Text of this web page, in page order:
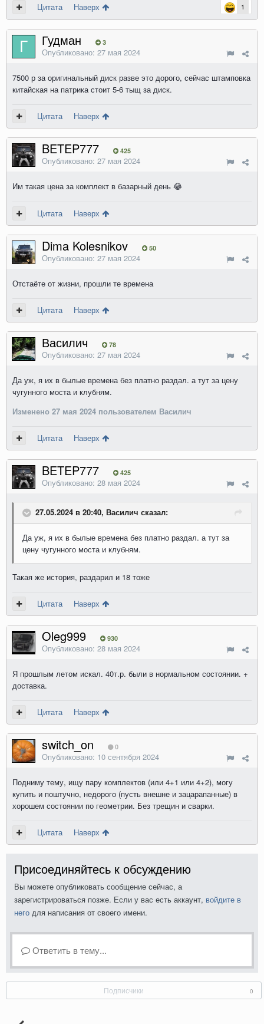
1
Цитата Наверх
Гудман 3
Опубликовано: 27 мая 2024
7500 р за оригинальный диск разве это дорого, сейчас штамповка
китайская на патрика стоит 5-6 тыщ за диск.
Цитата Наверх
BETEP777 425
Опубликовано: 27 мая 2024
Им такая цена за комплект в базарный день 😂
Цитата Наверх
Dima Kolesnikov 50
Опубликовано: 27 мая 2024
Отстаёте от жизни, прошли те времена
Цитата Наверх
Василич 78
Опубликовано: 27 мая 2024
Да уж, я их в былые времена без платно раздал. а тут за цену
чугунного моста и клубням.
Изменено 27 мая 2024 пользователем Василич
Цитата Наверх
BETEP777 425
Опубликовано: 28 мая 2024
27.05.2024 в 20:40, Василич сказал:
Да уж, я их в былые времена без платно раздал. а тут за
цену чугунного моста и клубням.
Такая же история, раздарил и 18 тоже
Цитата Наверх
Oleg999 930
Опубликовано: 28 мая 2024
Я прошлым летом искал. 40т.р. были в нормальном состоянии. +
доставка.
Цитата Наверх
switch_on 0
Опубликовано: 10 сентября 2024
Подниму тему, ищу пару комплектов (или 4+1 или 4+2), могу
купить и поштучно, недорого (пусть внешне и зацарапанные) в
хорошем состоянии по геометрии. Без трещин и сварки.
Цитата Наверх
Присоединяйтесь к обсуждению
Вы можете опубликовать сообщение сейчас, а
зарегистрироваться позже. Если у вас есть аккаунт, войдите в
него для написания от своего имени.
Ответить в тему...
Подписчики 0